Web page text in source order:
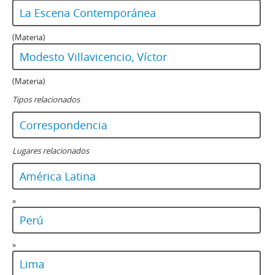
La Escena Contemporánea
(Materia)
Modesto Villavicencio, Víctor
(Materia)
Tipos relacionados
Correspondencia
Lugares relacionados
América Latina
»
Perú
»
Lima